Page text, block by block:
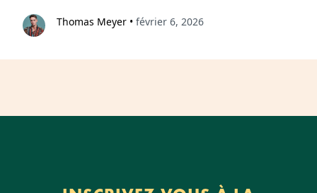
Thomas Meyer • février 6, 2026